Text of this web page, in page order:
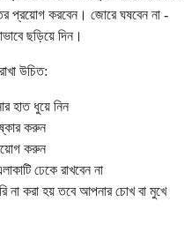
প্রয়োগ করবেন। জোরে ঘষবেন না -
ছড়িয়ে দিন।
উচিত:
হাত ধুয়ে নিন
করুন
করুন
ঢেকে রাখবেন না
না করা হয় তবে আপনার চোখ বা মুখে